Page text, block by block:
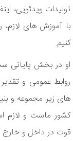
تولیدات ویدئویی،
با آموزش های
کنیم.
او در بخش پایانی
روابط عمومی و
های زیر مجموعه و
کشور ماست و لازم
قوت در داخل و خارج